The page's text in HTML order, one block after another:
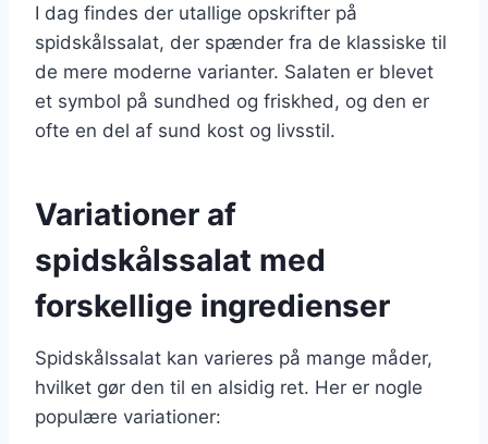
I dag findes der utallige opskrifter på
spidskålssalat, der spænder fra de klassiske til
de mere moderne varianter. Salaten er blevet
et symbol på sundhed og friskhed, og den er
ofte en del af sund kost og livsstil.
Variationer af
spidskålssalat med
forskellige ingredienser
Spidskålssalat kan varieres på mange måder,
hvilket gør den til en alsidig ret. Her er nogle
populære variationer: